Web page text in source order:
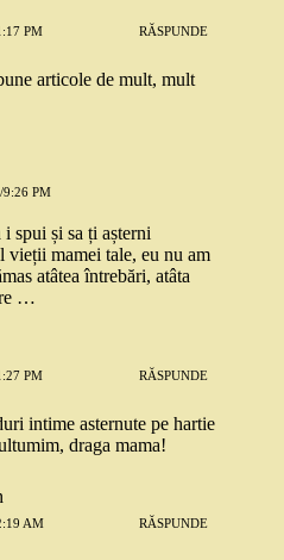
PM RĂSPUNDE
articole de mult, mult
9:26 PM
spui și sa ți așterni
vieții mamei tale, eu nu am
atâtea întrebări, atâta
…
PM RĂSPUNDE
intime asternute pe hartie
draga mama!
AM RĂSPUNDE